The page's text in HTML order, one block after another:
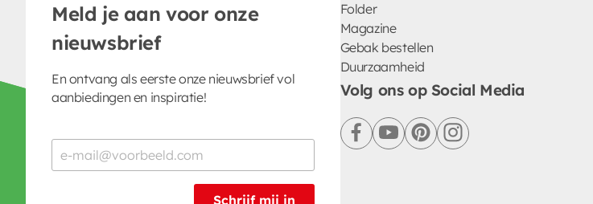
Meld je aan voor onze
nieuwsbrief
En ontvang als eerste onze nieuwsbrief vol
aanbiedingen en inspiratie!
Schrijf mij in
Folder
Magazine
Gebak bestellen
Duurzaamheid
Volg ons op Social Media
facebookyoutubepinterestinstagram